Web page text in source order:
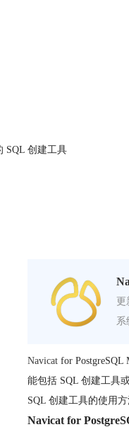
SQL 创建工具
更
系
Navicat for
能包括 SQL 创建工具
SQL 创建工具的使用方
Navicat for